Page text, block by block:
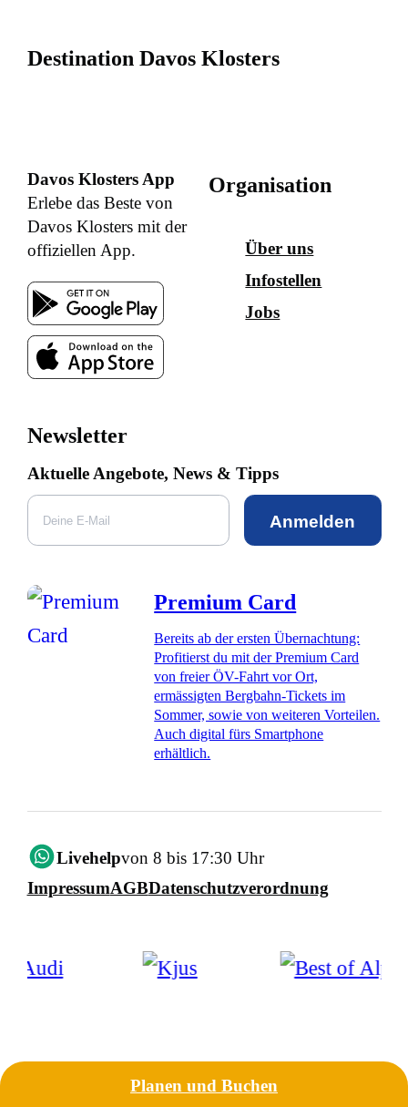
Destination Davos Klosters
Davos Klosters App
Erlebe das Beste von
Davos Klosters mit der
offiziellen App.
Organisation
Über uns
Infostellen
Jobs
Newsletter
Aktuelle Angebote, News & Tipps
Anmelden
Premium Card
Bereits ab der ersten Übernachtung:
Profitierst du mit der Premium Card
von freier ÖV-Fahrt vor Ort,
ermässigten Bergbahn-Tickets im
Sommer, sowie von weiteren Vorteilen.
Auch digital fürs Smartphone
erhältlich.
Livehelpvon 8 bis 17:30 Uhr
ImpressumAGBDatenschutzverordnung
Planen und Buchen